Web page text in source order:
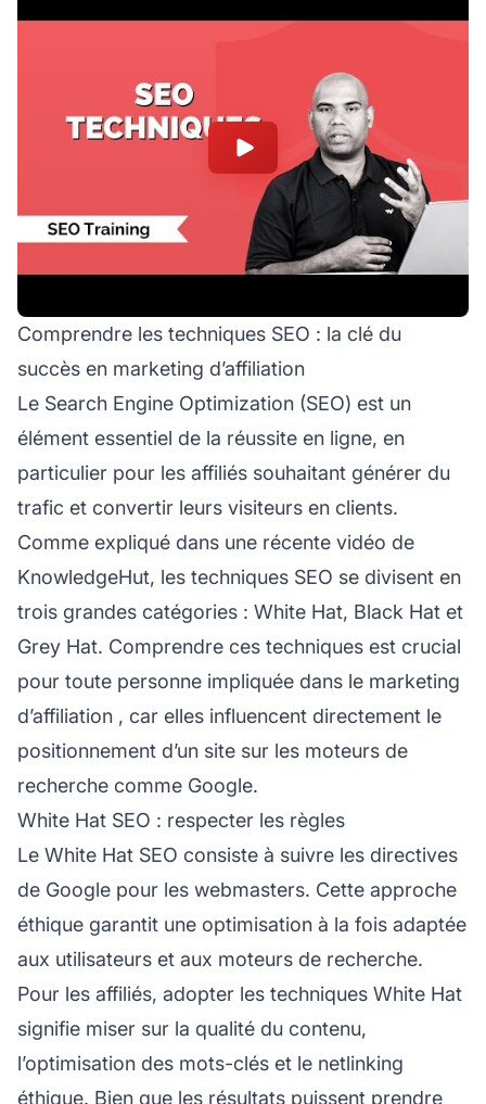
Comprendre les techniques SEO : la clé du
succès en marketing d’affiliation
Le Search Engine Optimization (SEO) est un
élément essentiel de la réussite en ligne, en
particulier pour les affiliés souhaitant générer du
trafic et convertir leurs visiteurs en clients.
Comme expliqué dans une récente vidéo de
KnowledgeHut, les techniques SEO se divisent en
trois grandes catégories : White Hat, Black Hat et
Grey Hat. Comprendre ces techniques est crucial
pour toute personne impliquée dans le marketing
d’affiliation , car elles influencent directement le
positionnement d’un site sur les moteurs de
recherche comme Google.
White Hat SEO : respecter les règles
Le White Hat SEO consiste à suivre les directives
de Google pour les webmasters. Cette approche
éthique garantit une optimisation à la fois adaptée
aux utilisateurs et aux moteurs de recherche.
Pour les affiliés, adopter les techniques White Hat
signifie miser sur la qualité du contenu,
l’optimisation des mots-clés et le netlinking
éthique. Bien que les résultats puissent prendre